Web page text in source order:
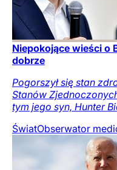
Niepokojące wieści o
dobrze
Pogorszył się stan
Stanów
tym jego syn, Hunter
ŚwiatObserwator